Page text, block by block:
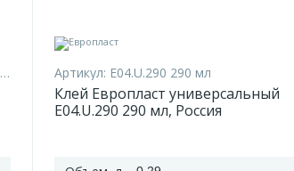
Артикул: E04.U.290 290 мл
Клей Европласт универсальный
E04.U.290 290 мл, Россия